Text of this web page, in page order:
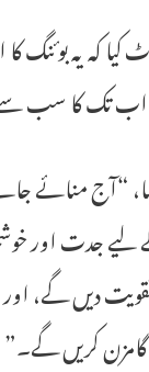
کہ یہ
کا سب سے بڑا 787
“آج منائے
جدت اور
دیں گے،
گامزن کریں گے۔”